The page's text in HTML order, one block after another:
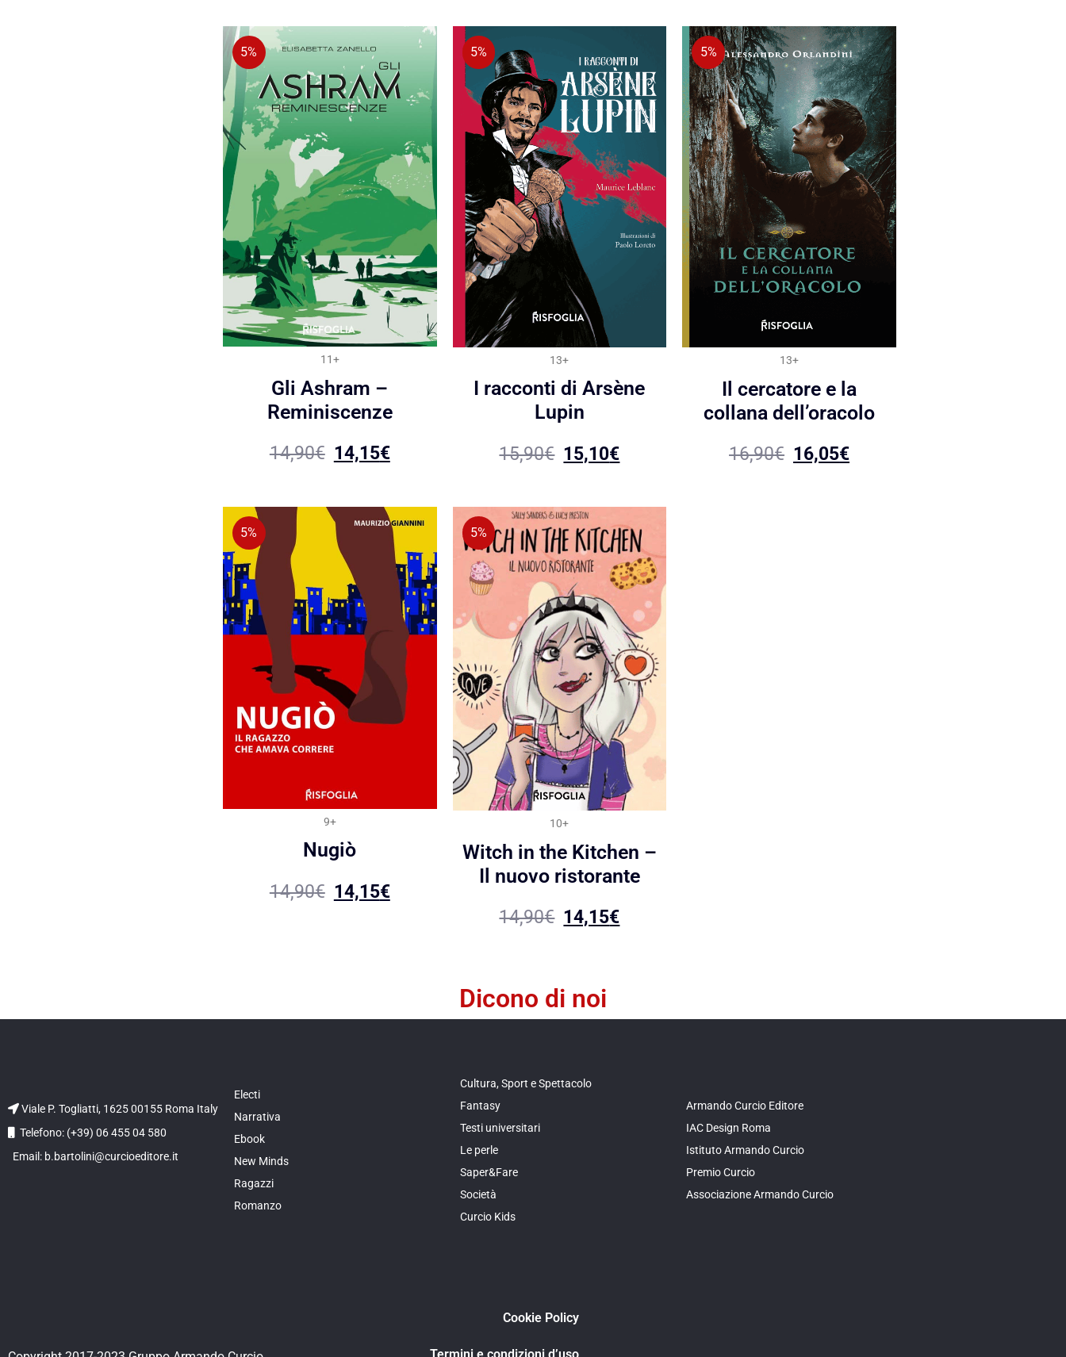
5%
11+
Gli Ashram –
Reminiscenze
14,90€ 14,15€
5%
13+
I racconti di Arsène
Lupin
15,90€ 15,10€
5%
13+
Il cercatore e la
collana dell’oracolo
16,90€ 16,05€
5%
9+
Nugiò
14,90€ 14,15€
5%
10+
Witch in the Kitchen –
Il nuovo ristorante
14,90€ 14,15€
Dicono di noi
Viale P. Togliatti, 1625 00155 Roma Italy
Telefono: (+39) 06 455 04 580
Email: b.bartolini@curcioeditore.it
Electi
Narrativa
Ebook
New Minds
Ragazzi
Romanzo
Cultura, Sport e Spettacolo
Fantasy
Testi universitari
Le perle
Saper&Fare
Società
Curcio Kids
Armando Curcio Editore
IAC Design Roma
Istituto Armando Curcio
Premio Curcio
Associazione Armando Curcio
Cookie Policy